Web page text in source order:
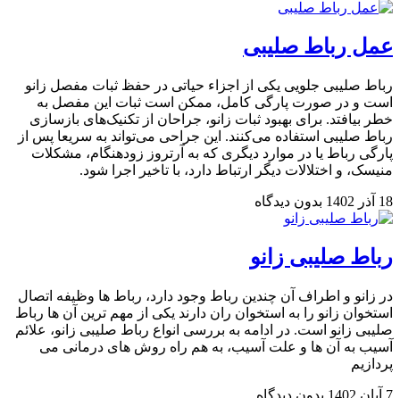
عمل رباط صلیبی
رباط صلیبی جلویی یکی از اجزاء حیاتی در حفظ ثبات مفصل زانو
است و در صورت پارگی کامل، ممکن است ثبات این مفصل به
خطر بیافتد. برای بهبود ثبات زانو، جراحان از تکنیک‌های بازسازی
رباط صلیبی استفاده می‌کنند. این جراحی می‌تواند به سریعا پس از
پارگی رباط یا در موارد دیگری که به آرتروز زودهنگام، مشکلات
منیسک، و اختلالات دیگر ارتباط دارد، با تاخیر اجرا شود.
18 آذر 1402 بدون دیدگاه
رباط صلیبی زانو
در زانو و اطراف آن چندین رباط وجود دارد، رباط ها وظیفه اتصال
استخوان زانو را به استخوان ران دارند یکی از مهم ترین آن ها رباط
صلیبی زانو است. در ادامه به بررسی انواع رباط صلیبی زانو، علائم
آسیب به آن ها و علت آسیب، به هم راه روش های درمانی می
پردازیم
7 آبان 1402 بدون دیدگاه